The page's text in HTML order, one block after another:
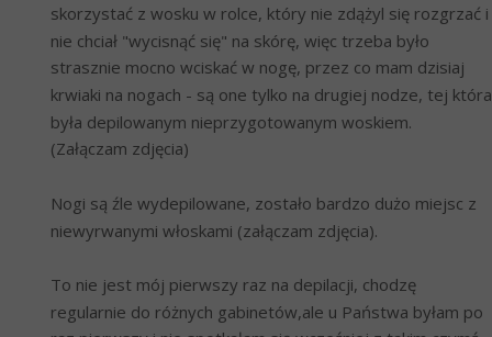
skorzystać z wosku w rolce, który nie zdążyl się rozgrzać i
nie chciał "wycisnąć się" na skórę, więc trzeba było
strasznie mocno wciskać w nogę, przez co mam dzisiaj
krwiaki na nogach - są one tylko na drugiej nodze, tej która
była depilowanym nieprzygotowanym woskiem.
(Załączam zdjęcia)
Nogi są źle wydepilowane, zostało bardzo dużo miejsc z
niewyrwanymi włoskami (załączam zdjęcia).
To nie jest mój pierwszy raz na depilacji, chodzę
regularnie do różnych gabinetów,ale u Państwa byłam po